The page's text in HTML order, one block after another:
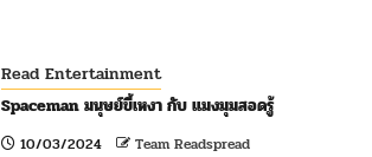
Read Entertainment
Spaceman มนุษย์ขี้เหงา กับ แมงมุมสอดรู้
10/03/2024 Team Readspread